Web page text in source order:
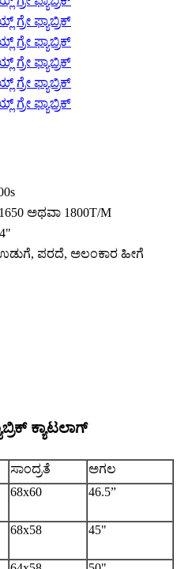
ಅಥವಾ 1800T/M
ಪರದೆ, ಅಲಂಕಾರ ಹೀಗೆ
ಕ್ಯಾಟಲಾಗ್
ಸಾಂದ್ರತೆ
ಅಗಲ
68x60 46.5”
68x58 45"